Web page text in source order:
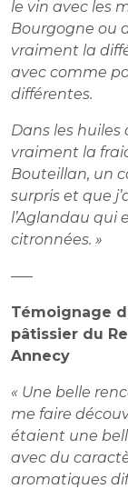
le vin avec les
Bourgogne ou
vraiment la
avec comme
différentes.
Dans les huiles
vraiment la
Bouteillan, un
surpris et que
l’Aglandau qui
citronnées. »
—–
Témoignage
pâtissier du
Annecy
« Une belle
me faire
étaient une
avec du
aromatiques